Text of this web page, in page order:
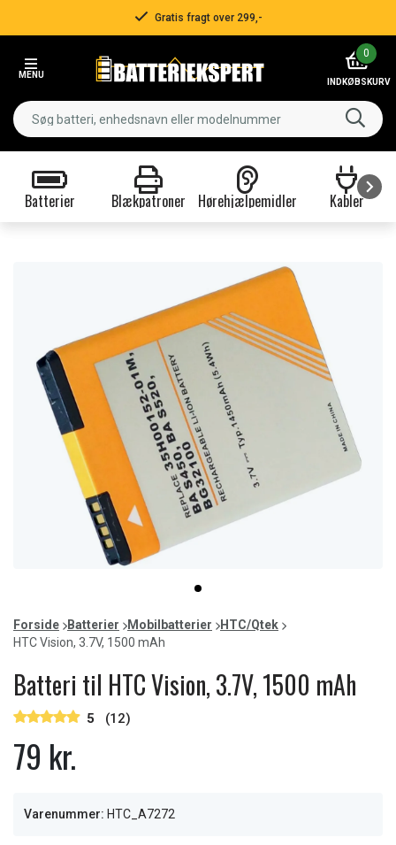
Gratis fragt over 299,-
MENU
0
INDKØBSKURV
Batterier Blækpatroner Hørehjælpemidler Kabler
item
0
of
1
Forside Batterier Mobilbatterier
HTC/Qtek
HTC Vision, 3.7V, 1500 mAh
Batteri til HTC Vision, 3.7V, 1500 mAh
5 (12)
79 kr.
Varenummer: HTC_A7272